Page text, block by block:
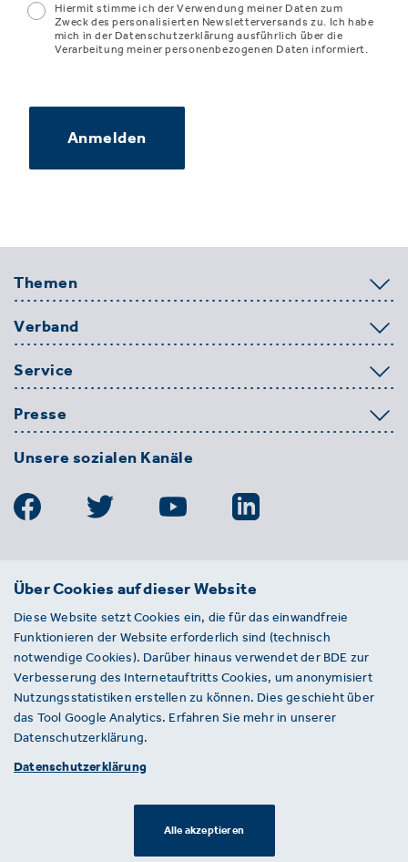
Hiermit stimme ich der Verwendung meiner Daten zum
Zweck des personalisierten Newsletterversands zu. Ich habe
mich in der Datenschutzerklärung ausführlich über die
Verarbeitung meiner personenbezogenen Daten informiert.
Anmelden
Themen
Verband
Service
Presse
Unsere sozialen Kanäle
BDE
Entsorgungs-, Wasser- und
Kreislaufwirtschaft e. V.
Von-der-Heydt-Straße 2
D 10785 Berlin
Sie haben einen Fehler auf unserer Website
gefunden? Ihnen ist ein defekter Link
aufgefallen? Wir freuen uns über Ihren
Über Cookies auf dieser Website
Diese Website setzt Cookies ein, die für das einwandfreie
Funktionieren der Website erforderlich sind (technisch
notwendige Cookies). Darüber hinaus verwendet der BDE zur
Verbesserung des Internetauftritts Cookies, um anonymisiert
Nutzungsstatistiken erstellen zu können. Dies geschieht über
das Tool Google Analytics. Erfahren Sie mehr in unserer
Datenschutzerklärung.
Datenschutzerklärung
Alle akzeptieren